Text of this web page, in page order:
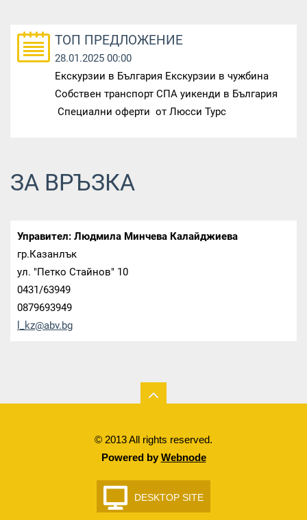
ТОП ПРЕДЛОЖЕНИЕ
28.01.2025 00:00
Екскурзии в България Екскурзии в чужбина
Собствен транспорт СПА уикенди в България
Специални оферти от Люсси Турс
ЗА ВРЪЗКА
Управител: Людмила Минчева Калайджиева
гр.Казанлък
ул. "Петко Стайнов" 10
0431/63949
0879693949
l_kz@abv.bg
© 2013 All rights reserved.
Powered by Webnode
DESKTOP SITE